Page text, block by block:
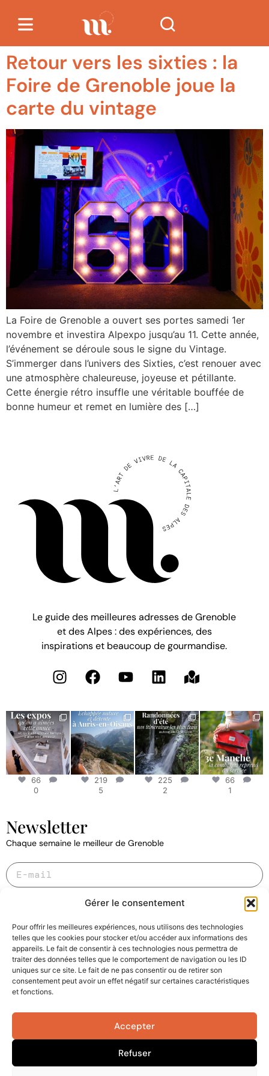
Gérer le consentement
Pour offrir les meilleures expériences, nous utilisons des technologies
telles que les cookies pour stocker et/ou accéder aux informations des
appareils. Le fait de consentir à ces technologies nous permettra de
traiter des données telles que le comportement de navigation ou les ID
uniques sur ce site. Le fait de ne pas consentir ou de retirer son
consentement peut avoir un effet négatif sur certaines caractéristiques
et fonctions.
Accepter
Refuser
Retour vers les sixties : la
Foire de Grenoble joue la
carte du vintage
La Foire de Grenoble a ouvert ses portes samedi 1er
novembre et investira Alpexpo jusqu’au 11. Cette année,
l’événement se déroule sous le signe du Vintage.
S’immerger dans l’univers des Sixties, c’est renouer avec
une atmosphère chaleureuse, joyeuse et pétillante.
Cette énergie rétro insuffle une véritable bouffée de
bonne humeur et remet en lumière des […]
Le guide des meilleures adresses de Grenoble
et des Alpes : des expériences, des
inspirations et beaucoup de gourmandise.
Mapstr
Partenariats
Mentions
Confidentialité
Newsletter
Chaque semaine le meilleur de Grenoble
Informations
légales(Nécessaire)
En fournissant votre adresse e-mail, vous reconnaissez avoir pris connaissance de la
politique de confidentialité
E-
mail (Nécessaire)
66
0
219
5
225
2
66
1